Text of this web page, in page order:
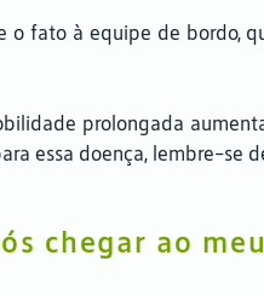
fato à equipe de bordo,
prolongada
essa doença, lembre-se
chegar ao